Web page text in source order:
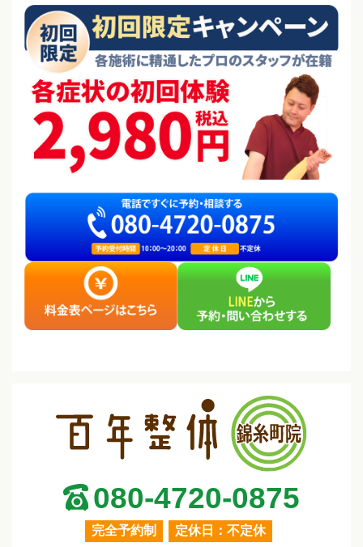
080-4720-0875
完全予約制 定休日：不定休